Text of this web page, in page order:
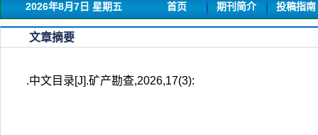
2026年8月7日 星期五 首页 期刊简介 投稿指南
文章摘要
.中文目录[J].矿产勘查,2026,17(3):